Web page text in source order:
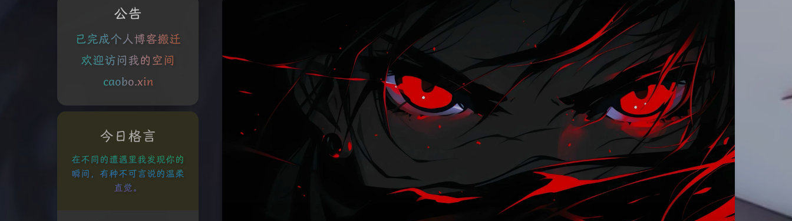
公告
已完成个人博客搬迁
欢迎访问我的空间
caobo.xin
今日格言
在不同的遭遇里我发现你的
瞬间，有种不可言说的温柔
直觉。